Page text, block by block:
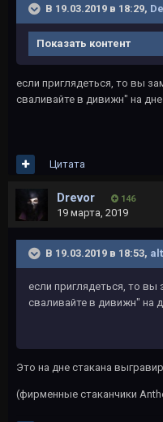
В 19.03.2019 в 18:29,
Показать контент
если приглядеться, то вы
сваливайте в дивижн" на дне
Цитата
Drevor 146
19 марта, 2019
В 19.03.2019 в 18:53,
если приглядеться, то
сваливайте в дивижн" на
Это на дне стакана
(фирменные стаканчики